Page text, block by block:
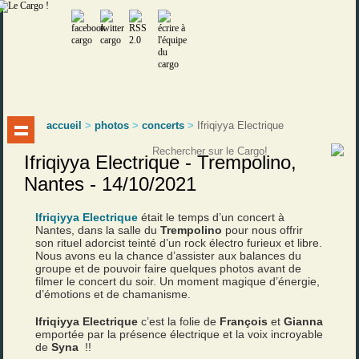
accueil >photos >concerts > Ifriqiyya Electrique
Ifriqiyya Electrique - Trempolino,
Nantes - 14/10/2021
Ifriqiyya Electrique était le temps d’un concert à
Nantes, dans la salle duTrempolino pour nous offrir
son rituel adorcist teinté d’un rock électro furieux et libre.
Nous avons eu la chance d’assister aux balances du
groupe et de pouvoir faire quelques photos avant de
filmer le concert du soir. Un moment magique d’énergie,
d’émotions et de chamanisme.
Ifriqiyya Electriquec’est la folie de FrançoisetGianna
emportée par la présence électrique et la voix incroyable
deSyna !!